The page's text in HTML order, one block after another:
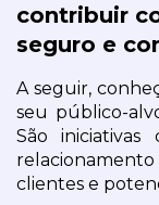
contribuir
seguro e
A seguir,
seu público-
São
clientes e